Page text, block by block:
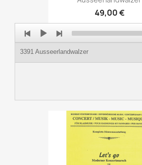
49,00 €
Player
3391 Ausseerlandwalzer